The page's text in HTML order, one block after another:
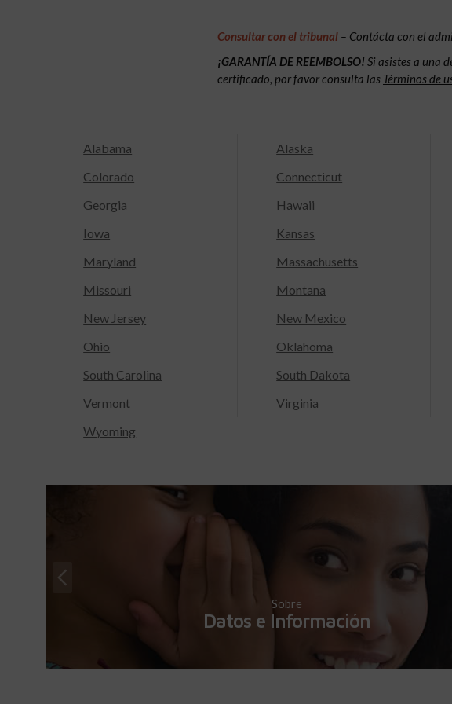
Consultar con el tribunal – Contácta con el
¡GARANTÍA DE REEMBOLSO! Si asistes a una
certificado, por favor consulta las Términos de
Alabama Alaska
Colorado
Connecticut
Georgia
Hawaii
Iowa
Kansas
Maryland
Massachusetts
Missouri
Montana
New Jersey
New Mexico
Ohio
Oklahoma
South Carolina
South Dakota
Vermont
Virginia
Wyoming
Sobre
Datos e Información